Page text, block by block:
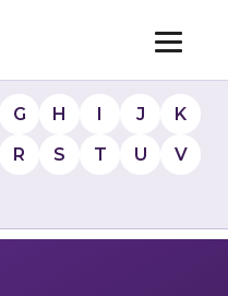
G H I J
K
R S T U
V